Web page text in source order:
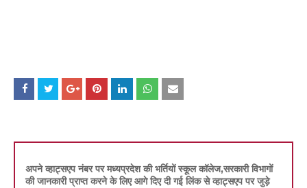
अपने व्हाट्सएप नंबर पर मध्यप्रदेश की भर्तियों स्कूल कॉलेज,सरकारी विभागों
की जानकारी प्राप्त करने के लिए आगे दिए दी गई लिंक से व्हाट्सएप पर जुड़े